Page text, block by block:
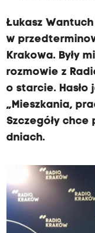
Łukasz
w
Krakowa. Były
rozmowie z
o starcie.
„Mieszkania,
Szczegóły
dniach.